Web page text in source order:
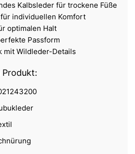
Kalbsleder für trockene Füße
individuellen Komfort
optimalen Halt
Passform
mit Wildleder-Details
Produkt: